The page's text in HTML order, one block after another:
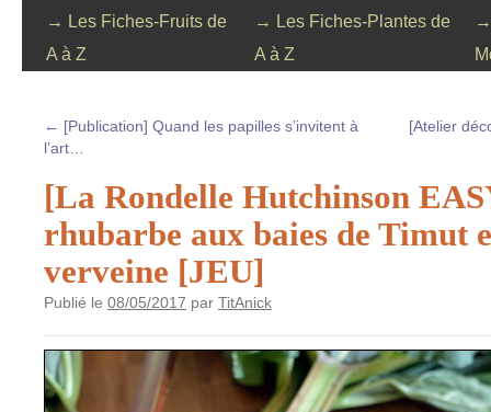
→ Les Fiches-Fruits de
A à Z
→ Les Fiches-Plantes de
A à Z
→
← [Publication] Quand les papilles s’invitent à
l’art…
[Atelier
[La Rondelle Hutchinson
rhubarbe aux baies de Timut
verveine [JEU]
Publié le 08/05/2017 par TitAnick